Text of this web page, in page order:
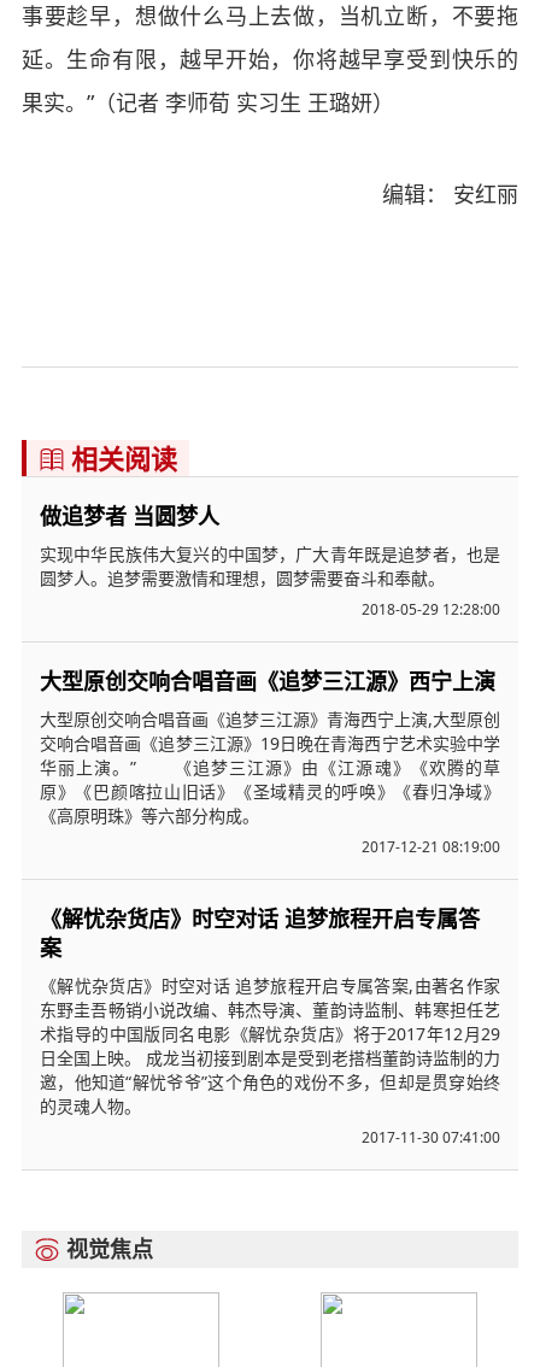
事要趁早，想做什么马上去做，当机立断，不要拖
延。生命有限，越早开始，你将越早享受到快乐的
果实。”（记者 李师荀 实习生 王璐妍）
编辑： 安红丽
 相关阅读
做追梦者 当圆梦人
实现中华民族伟大复兴的中国梦，广大青年既是追梦者，也是
圆梦人。追梦需要激情和理想，圆梦需要奋斗和奉献。
2018-05-29 12:28:00
大型原创交响合唱音画《追梦三江源》西宁上演
大型原创交响合唱音画《追梦三江源》青海西宁上演,大型原创
交响合唱音画《追梦三江源》19日晚在青海西宁艺术实验中学
华丽上演。” 《追梦三江源》由《江源魂》《欢腾的草
原》《巴颜喀拉山旧话》《圣域精灵的呼唤》《春归净域》
《高原明珠》等六部分构成。
2017-12-21 08:19:00
《解忧杂货店》时空对话 追梦旅程开启专属答
案
《解忧杂货店》时空对话 追梦旅程开启专属答案,由著名作家
东野圭吾畅销小说改编、韩杰导演、董韵诗监制、韩寒担任艺
术指导的中国版同名电影《解忧杂货店》将于2017年12月29
日全国上映。 成龙当初接到剧本是受到老搭档董韵诗监制的力
邀，他知道“解忧爷爷”这个角色的戏份不多，但却是贯穿始终
的灵魂人物。
2017-11-30 07:41:00
 视觉焦点